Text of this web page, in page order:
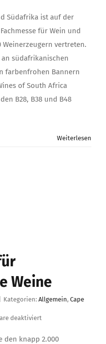
auf
ProWein
2016
Südafrika ist auf der
für Wein und
vertreten.
südafrikanischen
farbenfrohen Bannern
of South Africa
B28, B38 und B48
Weiterlesen
Weine
Kategorien: Allgemein, Cape
deaktiviert
neue
den knapp 2.000